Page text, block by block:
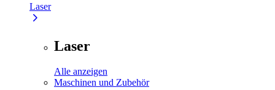
Laser
Laser
Alle anzeigen
Maschinen und Zubehör